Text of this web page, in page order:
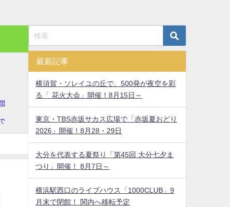
最新記事
横須賀・ソレイユの丘で、500発が夜空を彩
る「 花火大会」開催！8月15日～
東京・TBS赤坂サカス広場で「赤坂夏おどり
2026」開催！8月28・29日
大分を代表する夏祭り「第45回 大分七夕ま
つり」開催！ 8月7日～
横浜駅西口のライブハウス「1000CLUB」9
月末で閉館！ 関内へ移転予定